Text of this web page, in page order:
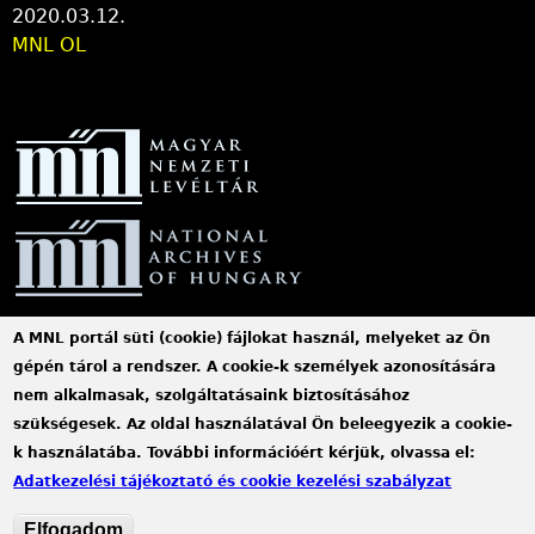
2020.03.12.
MNL OL
MNL Szabolcs-Szatmár-Bereg Vármegyei Levéltára
Cím: 4400 Nyíregyháza, Széchenyi u. 4.
Telefon: +36 42 414 313
E-mail:szszbvl@mnl.gov.hu
A MNL portál süti (cookie) fájlokat használ, melyeket az Ön
gépén tárol a rendszer. A cookie-k személyek azonosítására
nem alkalmasak, szolgáltatásaink biztosításához
szükségesek. Az oldal használatával Ön beleegyezik a cookie-
k használatába. További információért kérjük, olvassa el:
Adatkezelési tájékoztató és cookie kezelési szabályzat
Elfogadom